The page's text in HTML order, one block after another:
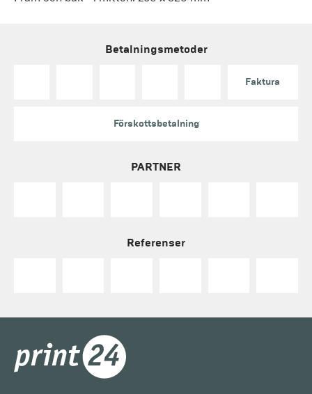
Betalningsmetoder
Faktura
Förskottsbetalning
PARTNER
Referenser